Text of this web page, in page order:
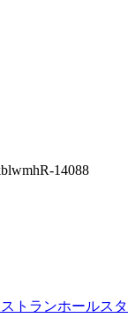
14088
トランホールスタ